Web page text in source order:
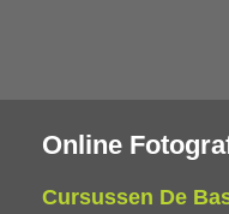
Online
Cursussen De